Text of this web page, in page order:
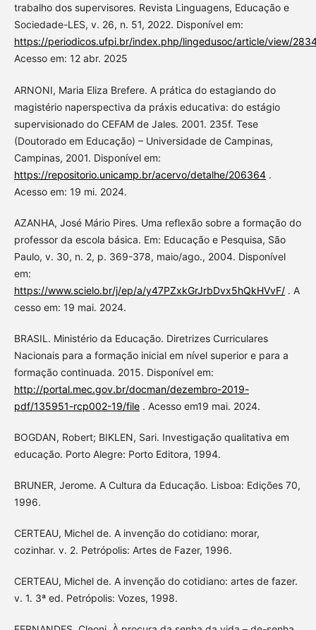
trabalho dos supervisores. Revista Linguagens, Educação e
Sociedade-LES, v. 26, n. 51, 2022. Disponível em:
https://periodicos.ufpi.br/index.php/lingedusoc/article/view/
Acesso em: 12 abr. 2025
ARNONI, Maria Eliza Brefere. A prática do estagiando do
magistério naperspectiva da práxis educativa: do estágio
supervisionado do CEFAM de Jales. 2001. 235f. Tese
(Doutorado em Educação) – Universidade de Campinas,
Campinas, 2001. Disponível em:
https://repositorio.unicamp.br/acervo/detalhe/206364.
Acesso em: 19 mi. 2024.
AZANHA, José Mário Pires. Uma reflexão sobre a formação do
professor da escola básica. Em: Educação e Pesquisa, São
Paulo, v. 30, n. 2, p. 369-378, maio/ago., 2004. Disponível
em:
https://www.scielo.br/j/ep/a/y47PZxkGrJrbDvx5hQkHVvF/. A
cesso em: 19 mai. 2024.
BRASIL. Ministério da Educação. Diretrizes Curriculares
Nacionais para a formação inicial em nível superior e para a
formação continuada. 2015. Disponível em:
http://portal.mec.gov.br/docman/dezembro-2019-
pdf/135951-rcp002-19/file. Acesso em19 mai. 2024.
BOGDAN, Robert; BIKLEN, Sari. Investigação qualitativa em
educação. Porto Alegre: Porto Editora, 1994.
BRUNER, Jerome. A Cultura da Educação. Lisboa: Edições 70,
1996.
CERTEAU, Michel de. A invenção do cotidiano: morar,
cozinhar. v. 2. Petrópolis: Artes de Fazer, 1996.
CERTEAU, Michel de. A invenção do cotidiano: artes de fazer.
v. 1. 3ª ed. Petrópolis: Vozes, 1998.